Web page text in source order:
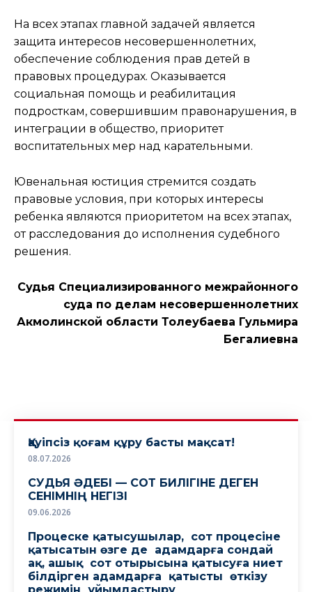
На всех этапах главной задачей является
защита интересов несовершеннолетних,
обеспечение соблюдения прав детей в
правовых процедурах. Оказывается
социальная помощь и реабилитация
подросткам, совершившим правонарушения, в
интеграции в общество, приоритет
воспитательных мер над карательными.
Ювенальная юстиция стремится создать
правовые условия, при которых интересы
ребенка являются приоритетом на всех этапах,
от расследования до исполнения судебного
решения.
Судья Специализированного межрайонного
суда по делам несовершеннолетних
Акмолинской области Толеубаева Гульмира
Бегалиевна
Қауіпсіз қоғам құру басты мақсат!
08.07.2026
СУДЬЯ ӘДЕБІ — СОТ БИЛІГІНЕ ДЕГЕН
СЕНІМНІҢ НЕГІЗІ
09.06.2026
Процеске қатысушылар, сот процесіне
қатысатын өзге де адамдарға сондай
ақ, ашық сот отырысына қатысуға ниет
білдірген адамдарға қатысты өткізу
режимін ұйымдастыру